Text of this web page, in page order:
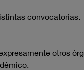
convocatorias.
otros